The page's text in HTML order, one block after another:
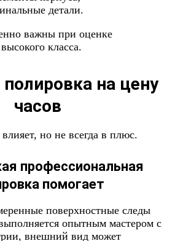
детали.
важны при оценке
класса.
на цену
часов
но не всегда в плюс.
профессиональная
помогает
поверхностные следы
опытным мастером с
внешний вид может